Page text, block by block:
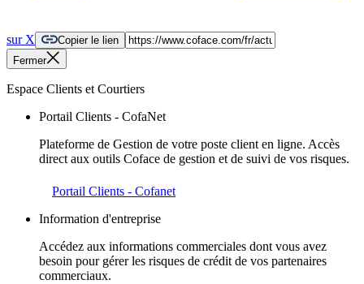
sur X
Copier le lien
Fermer
Espace Clients et Courtiers
Portail Clients - CofaNet
Plateforme de Gestion de votre poste client en ligne. Accès
direct aux outils Coface de gestion et de suivi de vos risques.
Portail Clients - Cofanet
Information d'entreprise
Accédez aux informations commerciales dont vous avez
besoin pour gérer les risques de crédit de vos partenaires
commerciaux.